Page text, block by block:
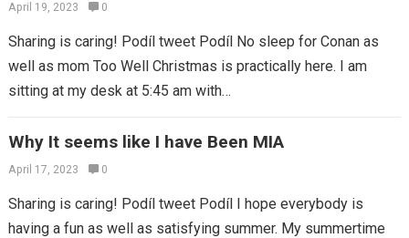
April 19, 2023 0
Sharing is caring! Podíl tweet Podíl No sleep for Conan as
well as mom Too Well Christmas is practically here. I am
sitting at my desk at 5:45 am with…
Why It seems like I have Been MIA
April 17, 2023 0
Sharing is caring! Podíl tweet Podíl I hope everybody is
having a fun as well as satisfying summer. My summertime